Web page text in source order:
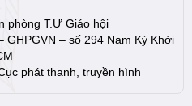
phòng T.Ư Giáo hội
GHPGVN – số 294 Nam Kỳ Khởi
phát thanh, truyền hình